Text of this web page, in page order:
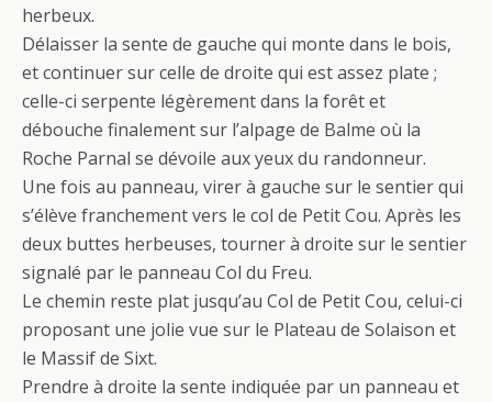
herbeux.
Délaisser la sente de gauche qui monte dans le bois,
et continuer sur celle de droite qui est assez plate ;
celle-ci serpente légèrement dans la forêt et
débouche finalement sur l’alpage de Balme où la
Roche Parnal se dévoile aux yeux du randonneur.
Une fois au panneau, virer à gauche sur le sentier qui
s’élève franchement vers le col de Petit Cou. Après les
deux buttes herbeuses, tourner à droite sur le sentier
signalé par le panneau Col du Freu.
Le chemin reste plat jusqu’au Col de Petit Cou, celui-ci
proposant une jolie vue sur le Plateau de Solaison et
le Massif de Sixt.
Prendre à droite la sente indiquée par un panneau et